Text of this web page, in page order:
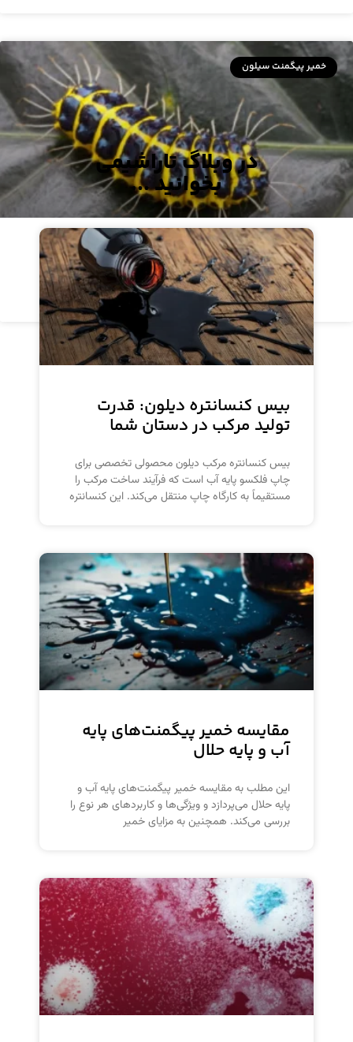
خمیر پیگمنت سیلون
مستربچ مایع زرد ۴۳۳۴
مشاهده محصول
در وبلاگ تاراشیمی
بخوانید ...
بیس کنسانتره دیلون: قدرت
تولید مرکب در دستان شما
بیس کنسانتره مرکب دیلون محصولی تخصصی برای
چاپ فلکسو پایه آب است که فرآیند ساخت مرکب را
مستقیماً به کارگاه چاپ منتقل می‌کند. این کنسانتره
مقایسه خمیر پیگمنت‌های پایه
آب و پایه حلال
این مطلب به مقایسه خمیر پیگمنت‌های پایه آب و
پایه حلال می‌پردازد و ویژگی‌ها و کاربردهای هر نوع را
بررسی می‌کند. همچنین به مزایای خمیر